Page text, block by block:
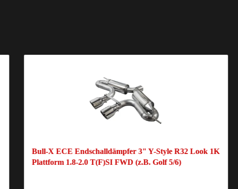
Bull-X ECE Endschalldämpfer 3" Y-Style R32 Look 1K
Plattform 1.8-2.0 T(F)SI FWD (z.B. Golf 5/6)